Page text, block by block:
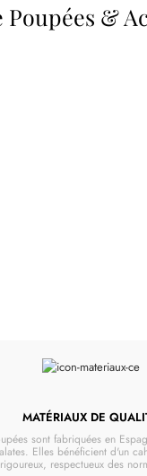
&
MATÉRIAUX DE
sont fabriquées en
Elles bénéficient d'un
rigoureux, respectueux des